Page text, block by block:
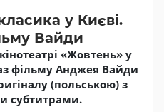
у Києві.
Вайди
«Жовтень» у
фільму Анджея Вайди
(польською) з
субтитрами.